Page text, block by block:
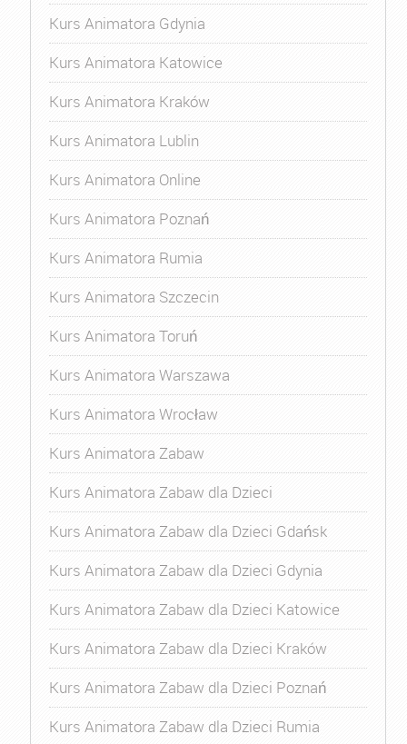
Kurs Animatora Gdynia
Kurs Animatora Katowice
Kurs Animatora Kraków
Kurs Animatora Lublin
Kurs Animatora Online
Kurs Animatora Poznań
Kurs Animatora Rumia
Kurs Animatora Szczecin
Kurs Animatora Toruń
Kurs Animatora Warszawa
Kurs Animatora Wrocław
Kurs Animatora Zabaw
Kurs Animatora Zabaw dla Dzieci
Kurs Animatora Zabaw dla Dzieci Gdańsk
Kurs Animatora Zabaw dla Dzieci Gdynia
Kurs Animatora Zabaw dla Dzieci Katowice
Kurs Animatora Zabaw dla Dzieci Kraków
Kurs Animatora Zabaw dla Dzieci Poznań
Kurs Animatora Zabaw dla Dzieci Rumia